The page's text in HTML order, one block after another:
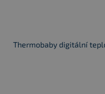
Thermobaby digitální